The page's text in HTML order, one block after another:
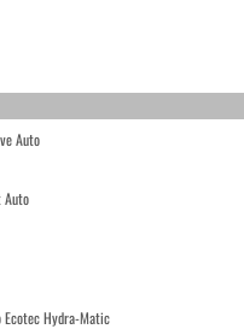
Auto
Auto
Ecotec Hydra-Matic